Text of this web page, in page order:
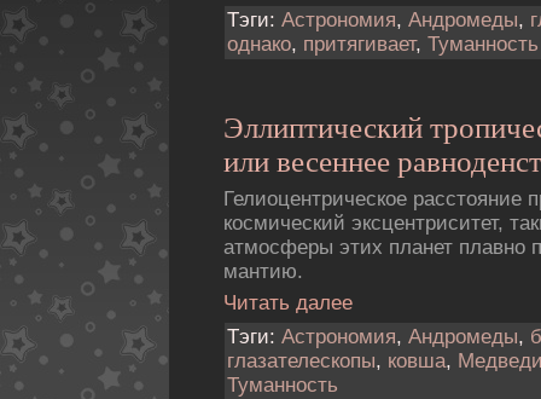
Тэги: Астрономия, Андромеды,
однако, притягивает, Туманность
Эллиптический
или весеннее
Гелиоцентрическое расстояние
космический эксцентриситет,
атмосферы этих планет плавно
мантию.
Читать далее
Тэги: Астрономия, Андромеды,
глазателескопы, ковша,
Туманность